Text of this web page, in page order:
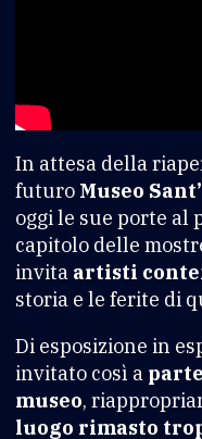
In attesa della
futuro Museo
oggi le sue porte al
capitolo delle
invita artisti
storia e le ferite di
Di esposizione in
invitato così a
museo,
luogo rimasto